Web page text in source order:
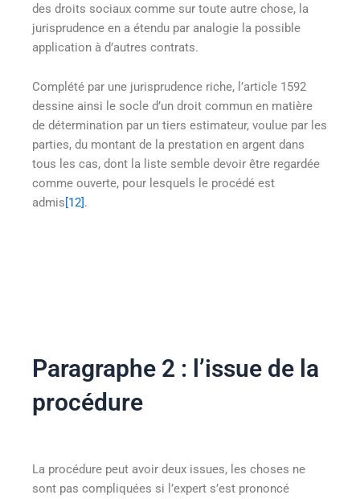
des droits sociaux comme sur toute autre chose, la
jurisprudence en a étendu par analogie la possible
application à d’autres contrats.
Complété par une jurisprudence riche, l’article 1592
dessine ainsi le socle d’un droit commun en matière
de détermination par un tiers estimateur, voulue par les
parties, du montant de la prestation en argent dans
tous les cas, dont la liste semble devoir être regardée
comme ouverte, pour lesquels le procédé est
admis[12].
Paragraphe 2 : l’issue de la
procédure
La procédure peut avoir deux issues, les choses ne
sont pas compliquées si l’expert s’est prononcé